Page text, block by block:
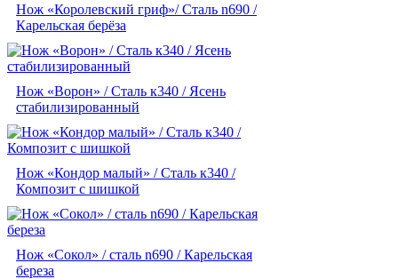
Нож «Королевский гриф»/ Сталь n690 /
Карельская берёза
Нож «Ворон» / Сталь к340 / Ясень
стабилизированный
Нож «Кондор малый» / Сталь к340 /
Композит с шишкой
Нож «Сокол» / сталь n690 / Карельская
береза